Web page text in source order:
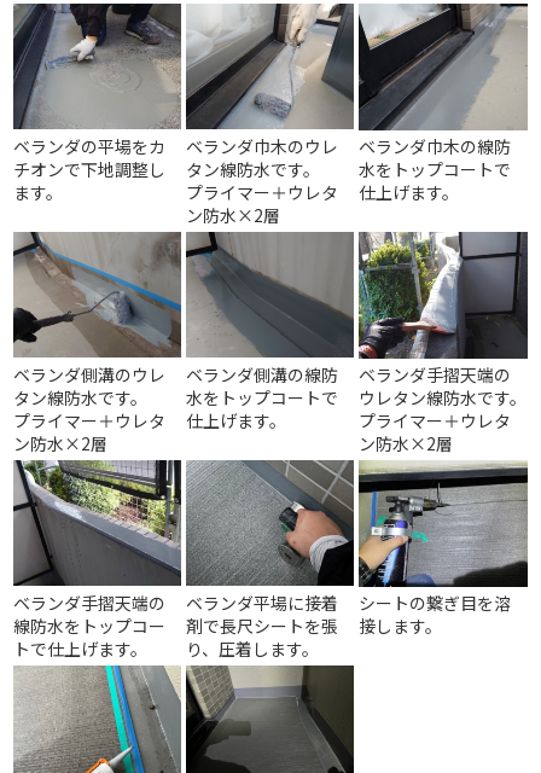
ベランダの平場をカ
チオンで下地調整し
ます。
ベランダ巾木のウレ
タン線防水です。
プライマー＋ウレタ
ン防水×2層
ベランダ巾木の線防
水をトップコートで
仕上げます。
ベランダ側溝のウレ
タン線防水です。
プライマー＋ウレタ
ン防水×2層
ベランダ側溝の線防
水をトップコートで
仕上げます。
ベランダ手摺天端の
ウレタン線防水です。
プライマー＋ウレタ
ン防水×2層
ベランダ手摺天端の
線防水をトップコー
トで仕上げます。
ベランダ平場に接着
剤で長尺シートを張
り、圧着します。
シートの繋ぎ目を溶
接します。